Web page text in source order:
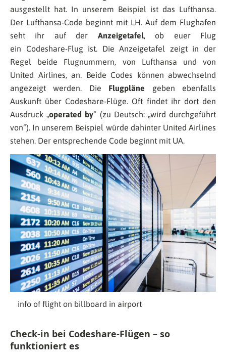
ausgestellt hat. In unserem Beispiel ist das Lufthansa.
Der Lufthansa-Code beginnt mit LH. Auf dem Flughafen
seht ihr auf der Anzeigetafel, ob euer Flug
ein Codeshare-Flug ist. Die Anzeigetafel zeigt in der
Regel beide Flugnummern, von Lufthansa und von
United Airlines, an. Beide Codes können abwechselnd
angezeigt werden. Die Flugpläne geben ebenfalls
Auskunft über Codeshare-Flüge. Oft findet ihr dort den
Ausdruck „operated by“ (zu Deutsch: „wird durchgeführt
von“). In unserem Beispiel würde dahinter United Airlines
stehen. Der entsprechende Code beginnt mit UA.
info of flight on billboard in airport
Check-in bei Codeshare-Flügen – so
funktioniert es